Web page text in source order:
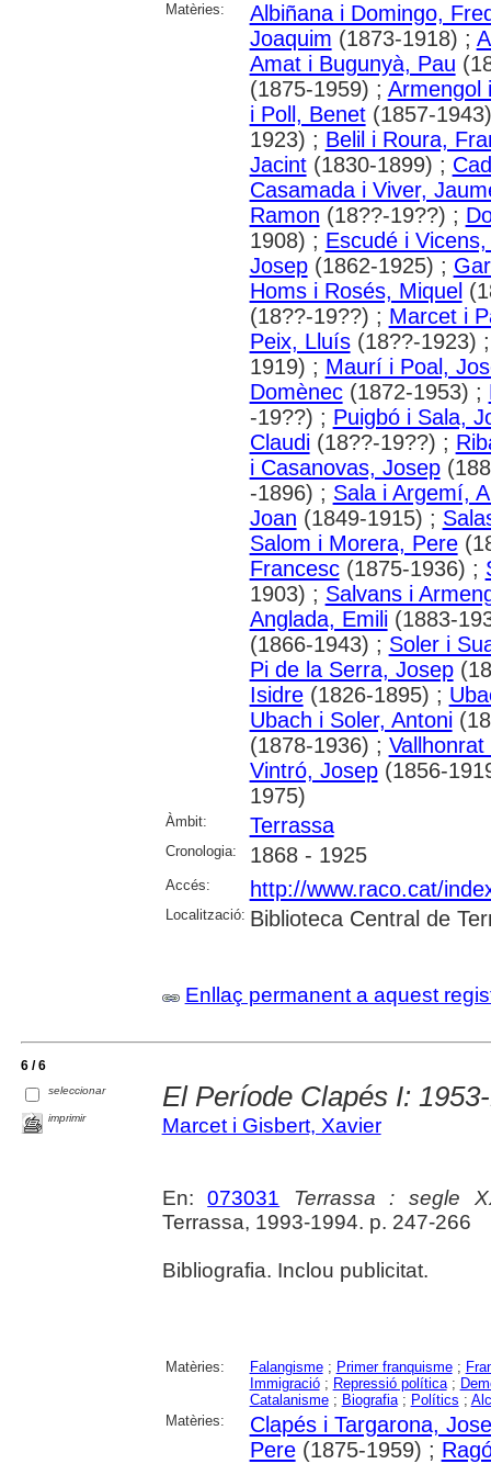
Matèries:
Albiñana i Domingo,
Joaquim (1873-1918) ;
Amat i Bugunyà, Pau
(1875-1959) ; Armengol
i Poll, Benet(1857-
1923) ; Belil i Roura,
Jacint(1830-1899) ;
Casamada i Viver,
Ramon (18??-19??) ;
1908) ; Escudé i
Josep(1862-1925) ;
Homs i Rosés, Miquel
(18??-19??) ; Marcet i
Peix, Lluís(18??-1923)
1919) ; Maurí i Poal,
Domènec(1872-1953) ;
-19??) ; Puigbó i Sala,
Claudi(18??-19??) ;
i Casanovas, Josep
-1896) ; Sala i Argemí,
Joan (1849-1915) ;
Salom i Morera, Pere
Francesc(1875-1936) ;
1903) ; Salvans i
Anglada, Emili(1883-
(1866-1943) ; Soler i
Pi de la Serra, Josep
Isidre(1826-1895) ;
Ubach i Soler, Antoni
(1878-1936) ;
Vintró, Josep(1856-
1975)
Àmbit: Terrassa
Cronologia: 1868 - 1925
Accés: http://www.raco.cat/
Localització: Biblioteca Central de
Enllaç permanent a aquest
6 / 6
seleccionar
imprimir
El Període Clapés I:
Marcet i Gisbert, Xavier
En:073031
Terrassa : segle
Terrassa, 1993-1994. p. 247-266
Bibliografia. Inclou publicitat.
Matèries: Falangisme; Primer franquisme;
Immigració; Repressió política;
Catalanisme; Biografia; Polítics ;
Matèries:
Clapés i Targarona,
Pere(1875-1959) ;